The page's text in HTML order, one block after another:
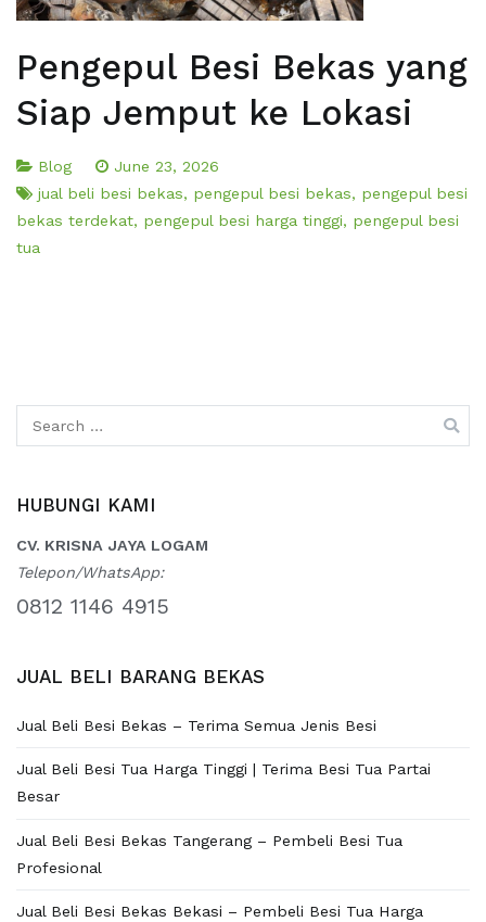
Pengepul Besi Bekas yang
Siap Jemput ke Lokasi
Blog
June 23, 2026
jual beli besi bekas, pengepul besi bekas, pengepul besi
bekas terdekat, pengepul besi harga tinggi, pengepul besi
tua
for:
HUBUNGI KAMI
CV. KRISNA JAYA LOGAM
Telepon/WhatsApp:
0812 1146 4915
JUAL BELI BARANG BEKAS
Jual Beli Besi Bekas – Terima Semua Jenis Besi
Jual Beli Besi Tua Harga Tinggi | Terima Besi Tua Partai
Besar
Jual Beli Besi Bekas Tangerang – Pembeli Besi Tua
Profesional
Jual Beli Besi Bekas Bekasi – Pembeli Besi Tua Harga